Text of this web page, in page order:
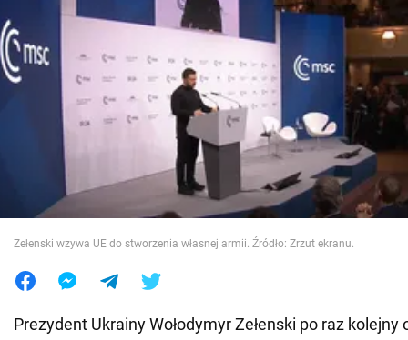
Społeczeństwo
Wojna na Ukrainie
Jedzenie
Zełenski wzywa UE do stworzenia własnej armii. Źródło: Zrzut ekranu.
Prezydent Ukrainy Wołodymyr Zełenski po raz kolejny